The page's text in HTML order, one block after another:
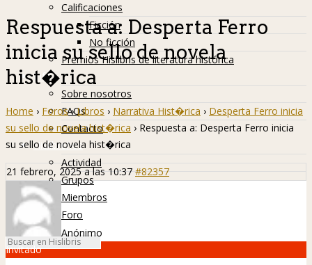
Calificaciones
Ficción
No ficción
Premios Hislibris de literatura histórica
Info
Sobre nosotros
FAQs
Contacto
Hislibreños
Actividad
Grupos
Miembros
Foro
Respuesta a: Desperta Ferro
inicia su sello de novela
hist�rica
Home › Foros › Libros › Narrativa Hist�rica › Desperta Ferro inicia
su sello de novela hist�rica › Respuesta a: Desperta Ferro inicia
su sello de novela hist�rica
21 febrero, 2025 a las 10:37 #82357
Anónimo
Invitado